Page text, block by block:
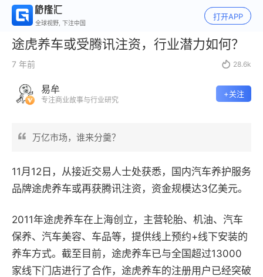
全球视野, 下注中国
打开APP
途虎养车或受腾讯注资，行业潜力如何？
7 年前  28.6k
易牟
专注商业故事与行业研究
+关注
万亿市场，谁来分羹？
11月12日，从接近交易人士处获悉，国内汽车养护服务
品牌途虎养车或再获腾讯注资，资金规模达3亿美元。
2011年途虎养车在上海创立，主营轮胎、机油、汽车
保养、汽车美容、车品等，提供线上预约+线下安装的
养车方式。截至目前，途虎养车已与全国超过13000
家线下门店进行了合作，途虎养车的注册用户已经突破